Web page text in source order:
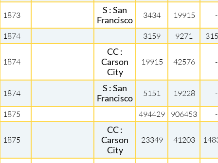
1873
S : San
Francisco
3434 19915 -
1874 3159 9271
1874
CC :
Carson
City
19915 42576 -
1874
S : San
Francisco
5151 19228 -
1875 494429 906453 -
1875
CC :
Carson
City
23349 41203